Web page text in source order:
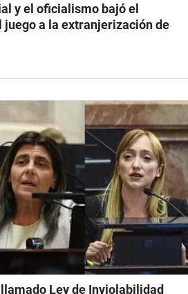
y el oficialismo bajó el
juego a la extranjerización de
Ley de Inviolabilidad